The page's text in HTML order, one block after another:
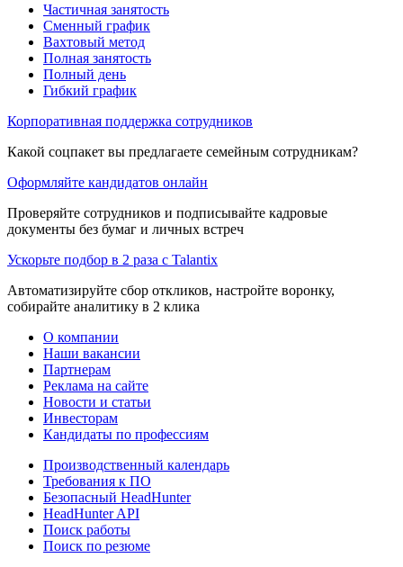
Частичная занятость
Сменный график
Вахтовый метод
Полная занятость
Полный день
Гибкий график
Корпоративная поддержка сотрудников
Какой соцпакет вы предлагаете семейным сотрудникам?
Оформляйте кандидатов онлайн
Проверяйте сотрудников и подписывайте кадровые
документы без бумаг и личных встреч
Ускорьте подбор в 2 раза с Talantix
Автоматизируйте сбор откликов, настройте воронку,
собирайте аналитику в 2 клика
О компании
Наши вакансии
Партнерам
Реклама на сайте
Новости и статьи
Инвесторам
Кандидаты по профессиям
Производственный календарь
Требования к ПО
Безопасный HeadHunter
HeadHunter API
Поиск работы
Поиск по резюме